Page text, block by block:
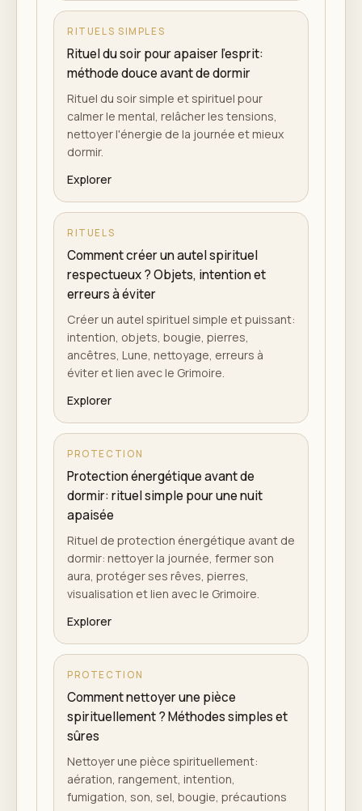
RITUELS SIMPLES
Rituel du soir pour apaiser l'esprit:
méthode douce avant de dormir
Rituel du soir simple et spirituel pour
calmer le mental, relâcher les tensions,
nettoyer l'énergie de la journée et mieux
dormir.
Explorer
RITUELS
Comment créer un autel spirituel
respectueux ? Objets, intention et
erreurs à éviter
Créer un autel spirituel simple et puissant:
intention, objets, bougie, pierres,
ancêtres, Lune, nettoyage, erreurs à
éviter et lien avec le Grimoire.
Explorer
PROTECTION
Protection énergétique avant de
dormir: rituel simple pour une nuit
apaisée
Rituel de protection énergétique avant de
dormir: nettoyer la journée, fermer son
aura, protéger ses rêves, pierres,
visualisation et lien avec le Grimoire.
Explorer
PROTECTION
Comment nettoyer une pièce
spirituellement ? Méthodes simples et
sûres
Nettoyer une pièce spirituellement:
aération, rangement, intention,
fumigation, son, sel, bougie, précautions